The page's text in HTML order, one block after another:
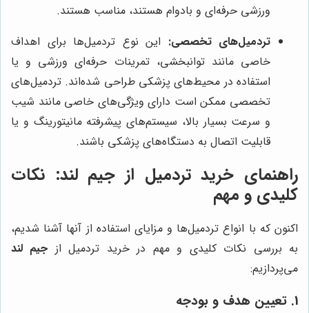
ورزشی حرفه‌ای و بادوام هستند، مناسب هستند.
تردمیل‌های تخصصی: این نوع تردمیل‌ها برای اهداف
خاصی مانند توانبخشی، تمرینات حرفه‌ای ورزشی و یا
استفاده در محیط‌های پزشکی طراحی شده‌اند. تردمیل‌های
تخصصی ممکن است دارای ویژگی‌های خاصی مانند شیب
و سرعت بسیار بالا، سیستم‌های پیشرفته مانیتورینگ و یا
قابلیت اتصال به دستگاه‌های پزشکی باشند.
راهنمای خرید تردمیل از جیم لند: نکات
کلیدی و مهم
اکنون که با انواع تردمیل‌ها و مزایای استفاده از آنها آشنا شدیم،
به بررسی نکات کلیدی و مهم در خرید تردمیل از جیم لند
می‌پردازیم:
1. تعیین هدف و بودجه